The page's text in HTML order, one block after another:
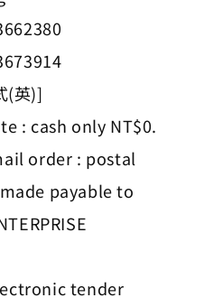
(英)]
: cash only NT$0.
order : postal
payable to
tender